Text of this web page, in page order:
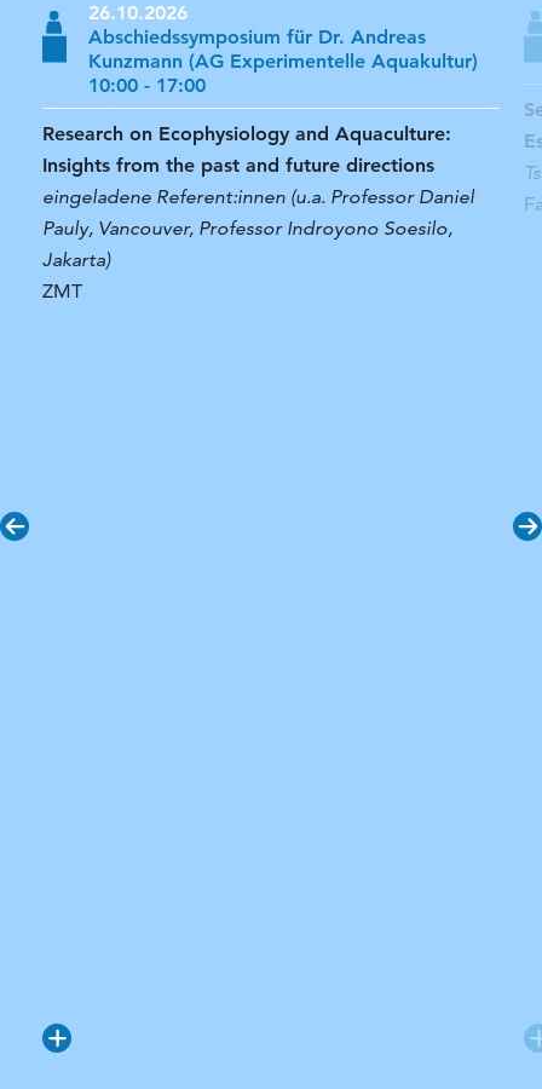
26.10.2026
Abschiedssymposium für Dr. Andreas
Kunzmann (AG Experimentelle Aquakultur)
10:00 - 17:00
Research on Ecophysiology and Aquaculture:
Insights from the past and future directions
eingeladene Referent:innen (u.a. Professor Daniel
Pauly, Vancouver, Professor Indroyono Soesilo,
Jakarta)
ZMT